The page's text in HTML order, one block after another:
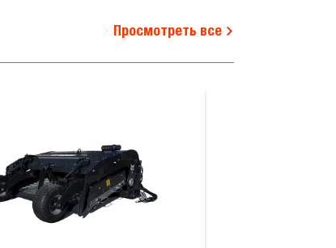
Просмотреть все